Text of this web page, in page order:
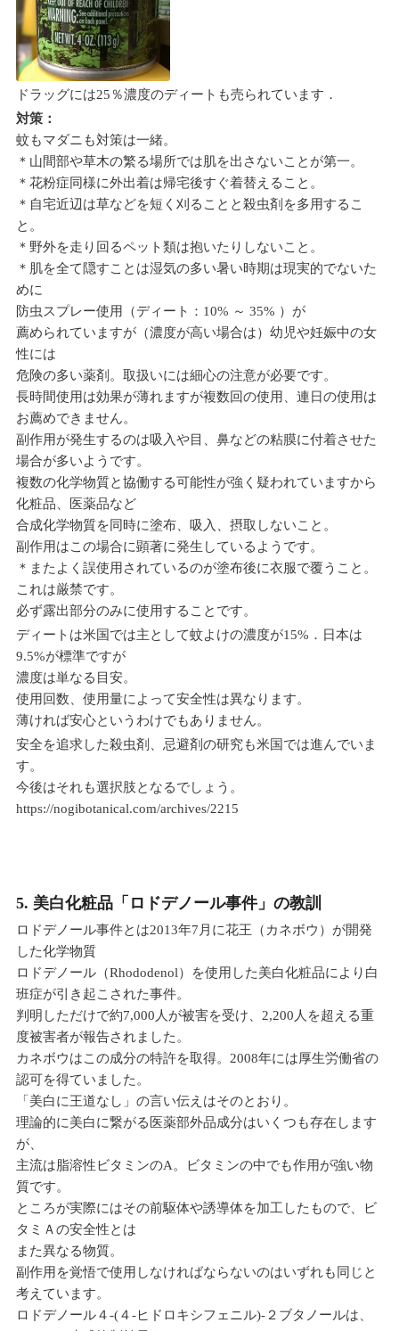
ドラッグには25％濃度のディートも売られています．
対策：
蚊もマダニも対策は一緒。
＊山間部や草木の繁る場所では肌を出さないことが第一。
＊花粉症同様に外出着は帰宅後すぐ着替えること。
＊自宅近辺は草などを短く刈ることと殺虫剤を多用するこ
と。
＊野外を走り回るペット類は抱いたりしないこと。
＊肌を全て隠すことは湿気の多い暑い時期は現実的でないた
めに
防虫スプレー使用（ディート：10% ～ 35% ）が
薦められていますが（濃度が高い場合は）幼児や妊娠中の女
性には
危険の多い薬剤。取扱いには細心の注意が必要です。
長時間使用は効果が薄れますが複数回の使用、連日の使用は
お薦めできません。
副作用が発生するのは吸入や目、鼻などの粘膜に付着させた
場合が多いようです。
複数の化学物質と協働する可能性が強く疑われていますから
化粧品、医薬品など
合成化学物質を同時に塗布、吸入、摂取しないこと。
副作用はこの場合に顕著に発生しているようです。
＊またよく誤使用されているのが塗布後に衣服で覆うこと。
これは厳禁です。
必ず露出部分のみに使用することです。
ディートは米国では主として蚊よけの濃度が15%．日本は
9.5%が標準ですが
濃度は単なる目安。
使用回数、使用量によって安全性は異なります。
薄ければ安心というわけでもありません。
安全を追求した殺虫剤、忌避剤の研究も米国では進んでいま
す。
今後はそれも選択肢となるでしょう。
https://nogibotanical.com/archives/2215
5. 美白化粧品「ロドデノール事件」の教訓
ロドデノール事件とは2013年7月に花王（カネボウ）が開発
した化学物質
ロドデノール（Rhododenol）を使用した美白化粧品により白
班症が引き起こされた事件。
判明しただけで約7,000人が被害を受け、2,200人を超える重
度被害者が報告されました。
カネボウはこの成分の特許を取得。2008年には厚生労働省の
認可を得ていました。
「美白に王道なし」の言い伝えはそのとおり。
理論的に美白に繋がる医薬部外品成分はいくつも存在します
が、
主流は脂溶性ビタミンのA。ビタミンの中でも作用が強い物
質です。
ところが実際にはその前駆体や誘導体を加工したもので、ビ
タミＡの安全性とは
また異なる物質。
副作用を覚悟で使用しなければならないのはいずれも同じと
考えています。
ロドデノール４-(４-ヒドロキシフェニル)-２ブタノールは、